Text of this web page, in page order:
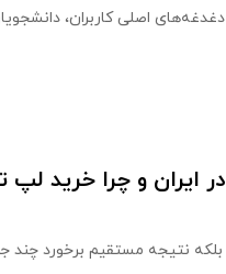
دغدغه‌های اصلی کاربران،
ایران و چرا خرید لپ
بلکه نتیجه مستقیم برخورد چند